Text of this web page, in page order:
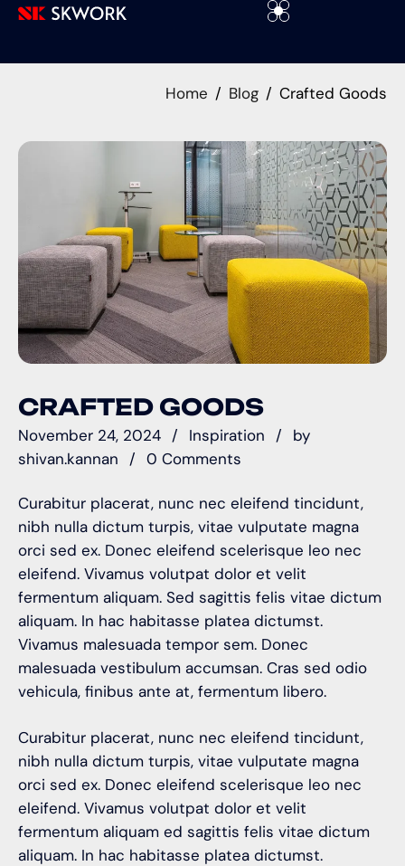
Home Blog Crafted Goods
CRAFTED GOODS
November 24, 2024 Inspiration
by
shivan.kannan
0 Comments
Curabitur placerat, nunc nec eleifend tincidunt,
nibh nulla dictum turpis, vitae vulputate magna
orci sed ex. Donec eleifend scelerisque leo nec
eleifend. Vivamus volutpat dolor et velit
fermentum aliquam. Sed sagittis felis vitae dictum
aliquam. In hac habitasse platea dictumst.
Vivamus malesuada tempor sem. Donec
malesuada vestibulum accumsan. Cras sed odio
vehicula, finibus ante at, fermentum libero.
Curabitur placerat, nunc nec eleifend tincidunt,
nibh nulla dictum turpis, vitae vulputate magna
orci sed ex. Donec eleifend scelerisque leo nec
eleifend. Vivamus volutpat dolor et velit
fermentum aliquam ed sagittis felis vitae dictum
aliquam. In hac habitasse platea dictumst.